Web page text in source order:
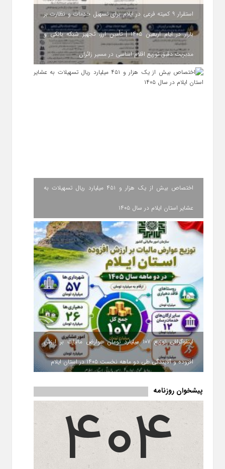
استقرار ۹ کمیته فرعی در ایلام برای تسهیل خدمات و نظارت بر
بازار در ایام اربعین ۱۴۰۵ | تأمین ارز، تجهیز شبکه بانکی و
مدیریت دقیق توزیع اقلام اساسی در مسیر زائران
اختصاص بیش از یک هزار و ۴۵۱ میلیارد ریال تسهیلات به
عشایر استان ایلام در سال ۱۴۰۵
اینفوگرافی توزیع ۱۰۷ میلیارد تومان عوارض مالیات بر ارزش
افزوده و آلایندگی طی دو ماهه نخست ۱۴۰۵ در استان ایلام
پیشخوان روزنامه